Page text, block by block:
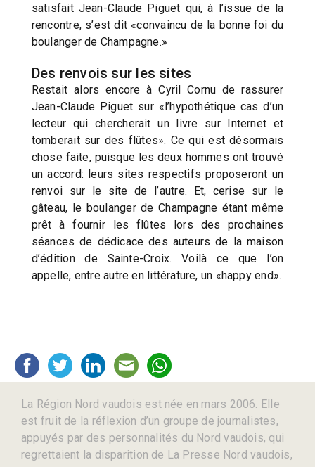
satisfait Jean-Claude Piguet qui, à l’issue de la
rencontre, s’est dit «convaincu de la bonne foi du
boulanger de Champagne.»
Des renvois sur les sites
Restait alors encore à Cyril Cornu de rassurer
Jean-Claude Piguet sur «l’hypothétique cas d’un
lecteur qui chercherait un livre sur Internet et
tomberait sur des flûtes». Ce qui est désormais
chose faite, puisque les deux hommes ont trouvé
un accord: leurs sites respectifs proposeront un
renvoi sur le site de l’autre. Et, cerise sur le
gâteau, le boulanger de Champagne étant même
prêt à fournir les flûtes lors des prochaines
séances de dédicace des auteurs de la maison
d’édition de Sainte-Croix. Voilà ce que l’on
appelle, entre autre en littérature, un «happy end».
La Région Nord vaudois est née en mars 2006. Elle
est fruit de la réflexion d’un groupe de journalistes,
appuyés par des personnalités du Nord vaudois, qui
regrettaient la disparition de La Presse Nord vaudois,